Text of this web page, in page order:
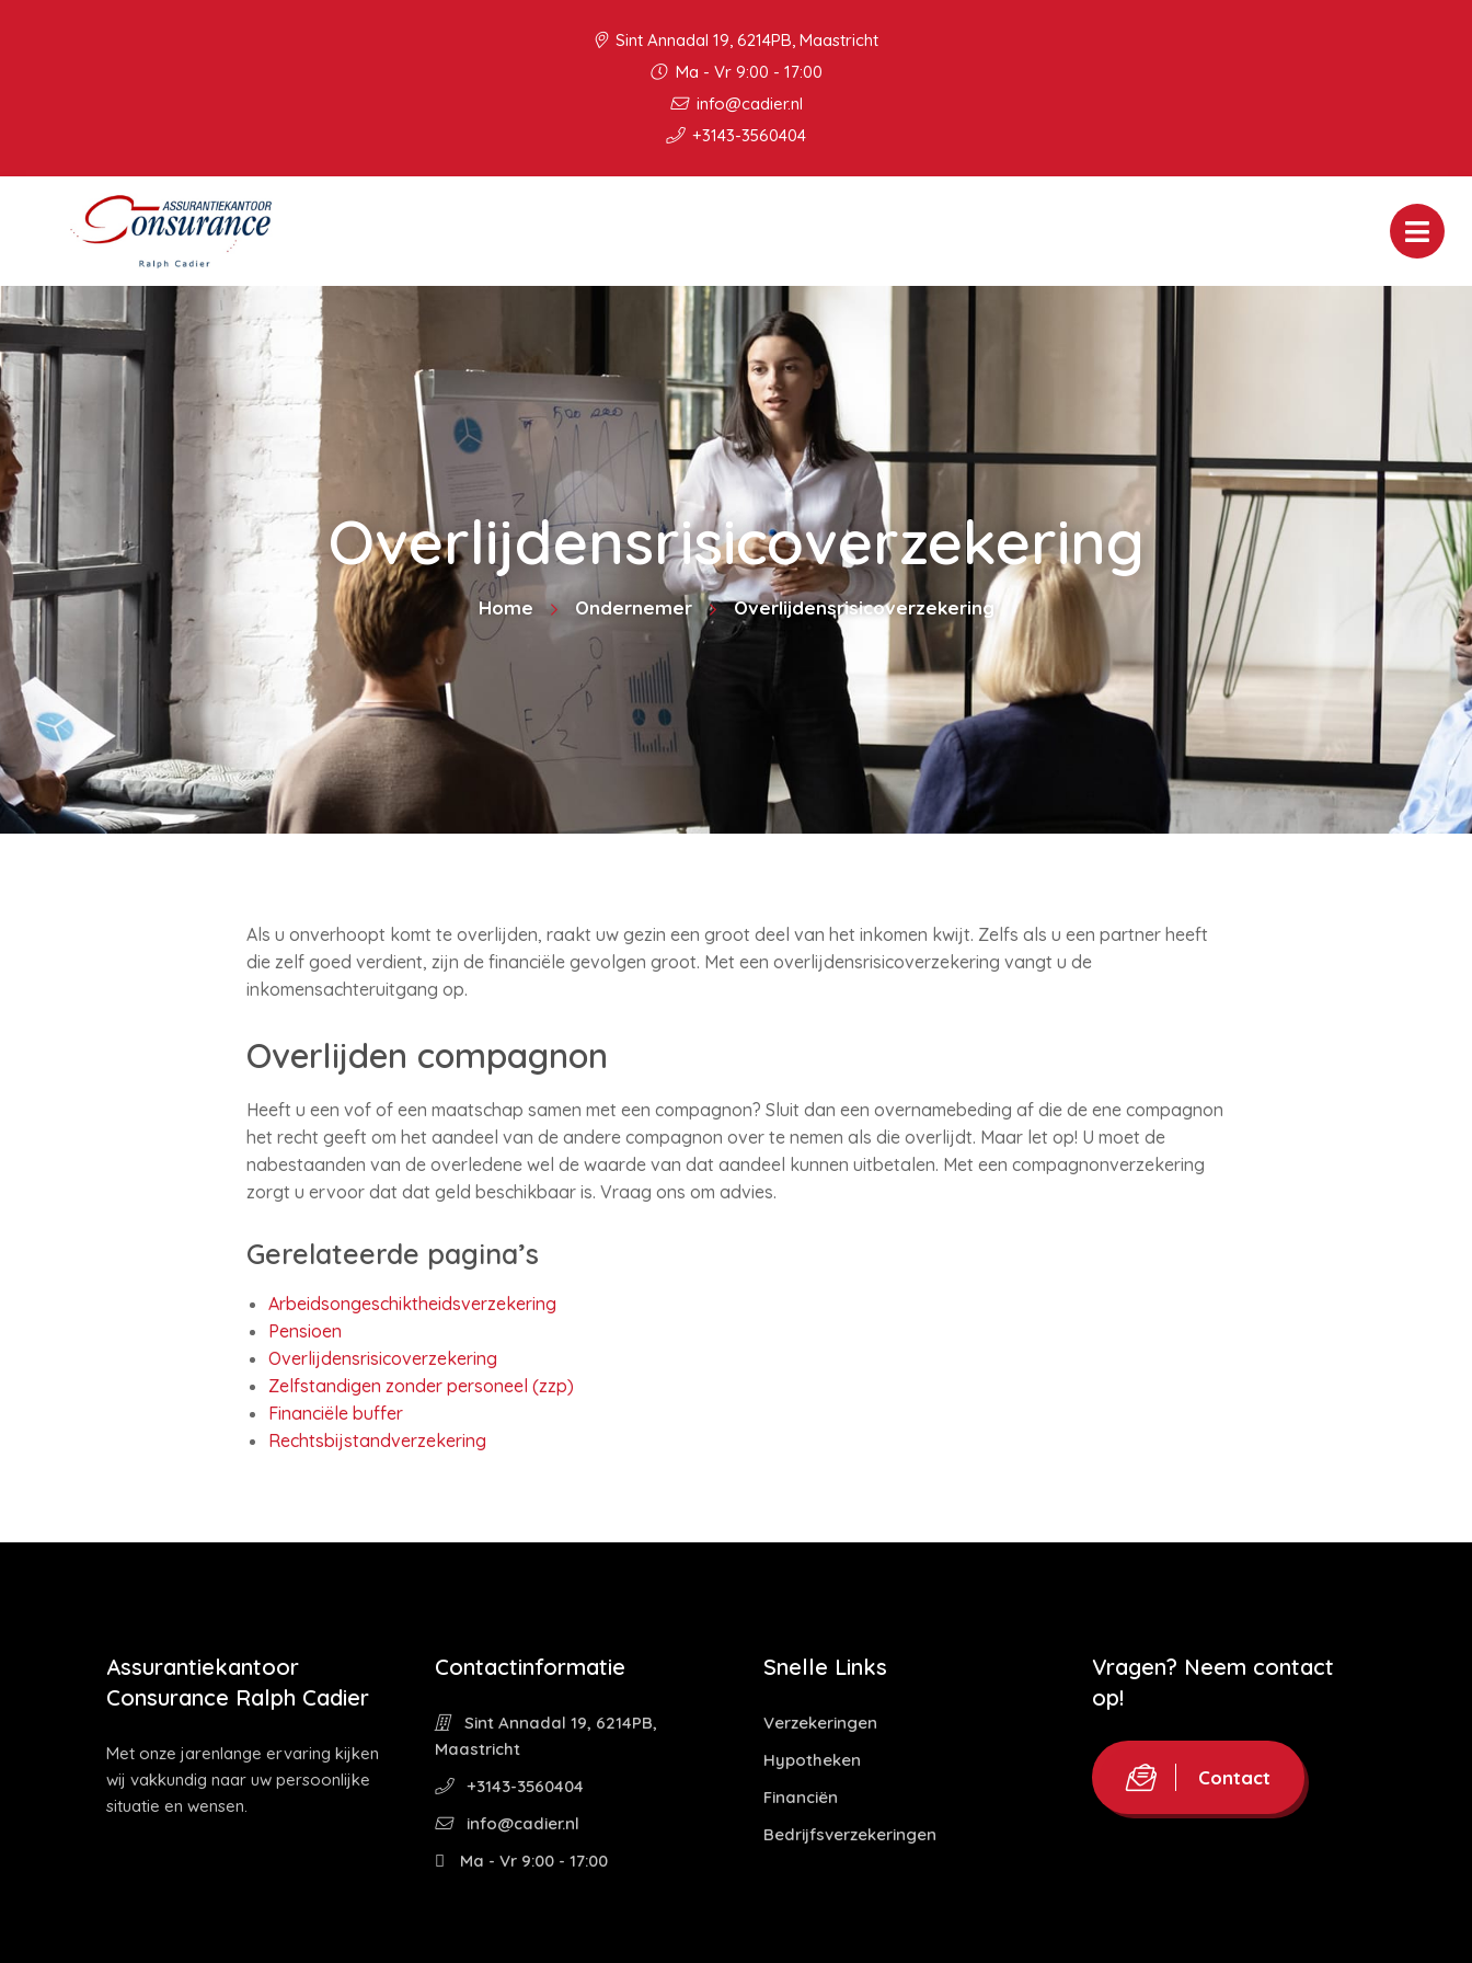
Sint Annadal 19, 6214PB, Maastricht
Ma - Vr 9:00 - 17:00
info@cadier.nl
+3143-3560404
Overlijdensrisicoverzekering
Home Ondernemer Overlijdensrisicoverzekering
Als u onverhoopt komt te overlijden, raakt uw gezin een groot deel van het inkomen kwijt. Zelfs als u een partner heeft
die zelf goed verdient, zijn de financiële gevolgen groot. Met een overlijdensrisicoverzekering vangt u de
inkomensachteruitgang op.
Overlijden compagnon
Heeft u een vof of een maatschap samen met een compagnon? Sluit dan een overnamebeding af die de ene compagnon
het recht geeft om het aandeel van de andere compagnon over te nemen als die overlijdt. Maar let op! U moet de
nabestaanden van de overledene wel de waarde van dat aandeel kunnen uitbetalen. Met een compagnonverzekering
zorgt u ervoor dat dat geld beschikbaar is. Vraag ons om advies.
Gerelateerde pagina’s
Arbeidsongeschiktheidsverzekering
Pensioen
Overlijdensrisicoverzekering
Zelfstandigen zonder personeel (zzp)
Financiële buffer
Rechtsbijstandverzekering
Assurantiekantoor
Consurance Ralph Cadier
Met onze jarenlange ervaring kijken
wij vakkundig naar uw persoonlijke
situatie en wensen.
Contactinformatie
Sint Annadal 19, 6214PB,
Maastricht
+3143-3560404
info@cadier.nl
Ma - Vr 9:00 - 17:00
Snelle Links
Verzekeringen
Hypotheken
Financiën
Bedrijfsverzekeringen
Vragen? Neem contact
op!
Contact